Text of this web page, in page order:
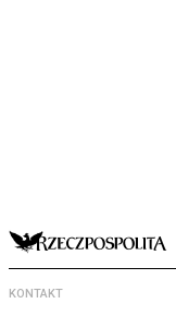
KONTAKT